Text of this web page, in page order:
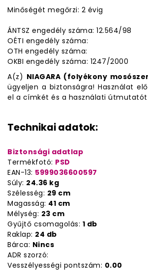
Minőségét megőrzi: 2 évig
ÁNTSZ engedély száma: 12.564/98
OÉTI engedély száma:
OTH engedély száma:
OKBI engedély száma: 1247/2000
A(z) NIAGARA (folyékony
ügyeljen a biztonságra! Használat
el a címkét és a használati
Technikai adatok:
Biztonsági adatlap
Termékfotó: PSD
EAN-13: 5999036600597
Súly: 24.36 kg
Szélesség: 29 cm
Magasság: 41 cm
Mélység: 23 cm
Gyűjtő csomagolás: 1 db
Raklap: 24 db
Bárca: Nincs
ADR szorzó:
Vesszélyességi pontszám: 0.00